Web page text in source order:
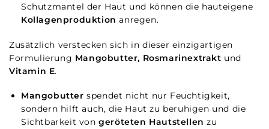
Schutzmantel der Haut und können die hauteigene
Kollagenproduktion anregen.
Zusätzlich verstecken sich in dieser einzigartigen
Formulierung Mangobutter, Rosmarinextrakt und
Vitamin E.
Mangobutter spendet nicht nur Feuchtigkeit,
sondern hilft auch, die Haut zu beruhigen und die
Sichtbarkeit vongeröteten Hautstellen zu